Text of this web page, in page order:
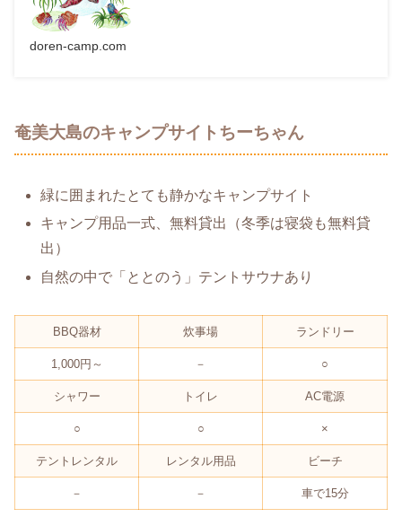
doren-camp.com
奄美大島のキャンプサイトちーちゃん
緑に囲まれたとても静かなキャンプサイト
キャンプ用品一式、無料貸出（冬季は寝袋も無料貸
出）
自然の中で「ととのう」テントサウナあり
BBQ器材 炊事場 ランドリー
1,000円～ － ○
シャワー トイレ AC電源
○ ○ ×
テントレンタル レンタル用品 ビーチ
－ － 車で15分